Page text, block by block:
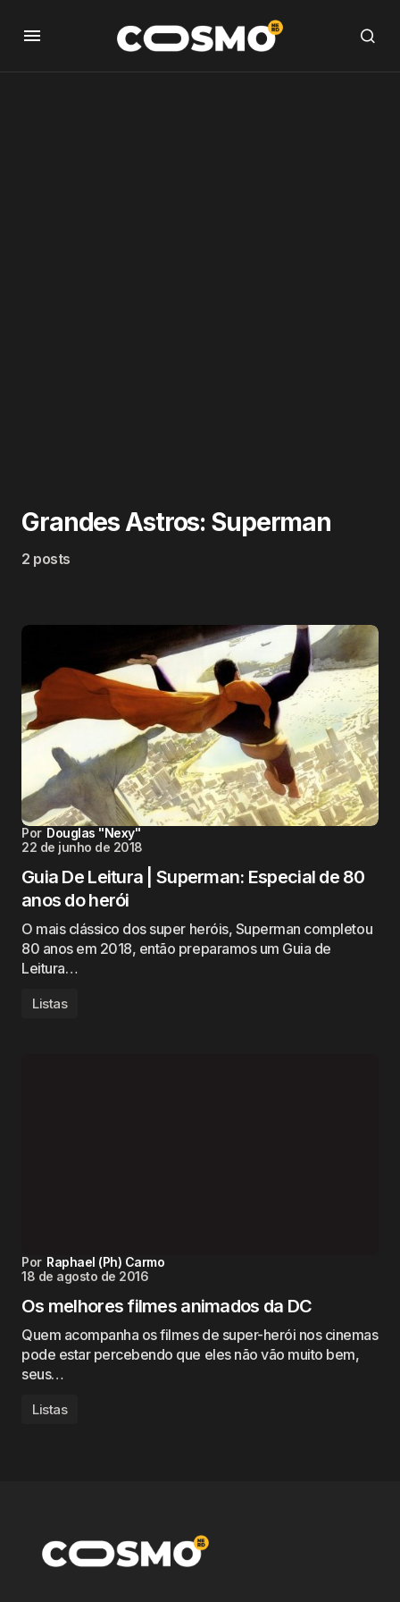
Grandes Astros: Superman
2 posts
Por Douglas "Nexy"
22 de junho de 2018
Guia De Leitura | Superman: Especial de 80
anos do herói
O mais clássico dos super heróis, Superman completou
80 anos em 2018, então preparamos um Guia de
Leitura…
Listas
Por Raphael (Ph) Carmo
18 de agosto de 2016
Os melhores filmes animados da DC
Quem acompanha os filmes de super-herói nos cinemas
pode estar percebendo que eles não vão muito bem,
seus…
Listas